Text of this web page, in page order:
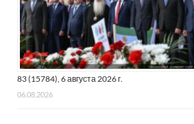
83 (15784), 6 августа 2026 г.
06.08.2026